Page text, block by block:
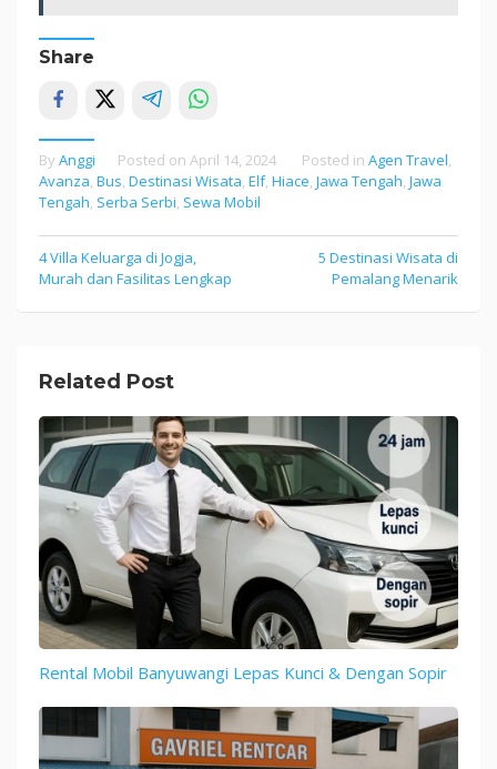
Share
By Anggi Posted on April 14, 2024 Posted in Agen Travel,
Avanza, Bus, Destinasi Wisata, Elf, Hiace, Jawa Tengah, Jawa
Tengah, Serba Serbi, Sewa Mobil
Post
navigation
4 Villa Keluarga di Jogja,
Murah dan Fasilitas Lengkap
5 Destinasi Wisata di
Pemalang Menarik
Related Post
Rental Mobil Banyuwangi Lepas Kunci & Dengan Sopir